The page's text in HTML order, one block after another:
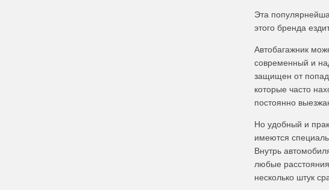
Эта
этого бренда
Автобагажник
современный и
защищен от
которые часто
постоянно
Но удобный и
имеются
Внутрь
любые
несколько штук